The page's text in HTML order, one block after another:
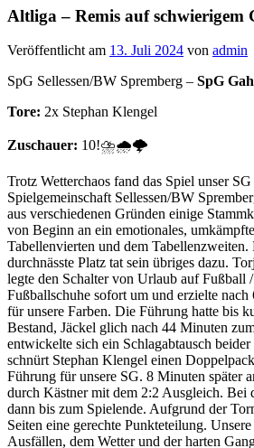
Altliga – Remis auf schwierigem
Veröffentlicht am 13. Juli 2024 von admin
SpG Sellessen/BW Spremberg – SpG
Tore: 2x Stephan Klengel
Zuschauer: 10!⛈️🌧️🌩️
Trotz Wetterchaos fand das Spiel unser
Spielgemeinschaft Sellessen/BW
aus verschiedenen Gründen einige
von Beginn an ein emotionales,
Tabellenvierten und dem
durchnässte Platz tat sein übriges dazu.
legte den Schalter von Urlaub auf Fußball
Fußballschuhe sofort um und erzielte
für unsere Farben. Die Führung hatte bis
Bestand, Jäckel glich nach 44 Minuten
entwickelte sich ein Schlagabtausch
schnürt Stephan Klengel einen
Führung für unsere SG. 8 Minuten später
durch Kästner mit dem 2:2 Ausgleich. Bei
dann bis zum Spielende. Aufgrund der
Seiten eine gerechte Punkteteilung.
Ausfällen, dem Wetter und der harten